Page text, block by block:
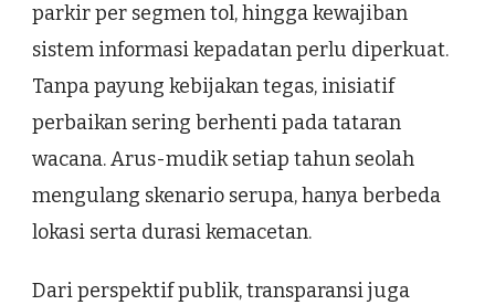
parkir per segmen tol, hingga kewajiban
sistem informasi kepadatan perlu diperkuat.
Tanpa payung kebijakan tegas, inisiatif
perbaikan sering berhenti pada tataran
wacana. Arus-mudik setiap tahun seolah
mengulang skenario serupa, hanya berbeda
lokasi serta durasi kemacetan.
Dari perspektif publik, transparansi juga